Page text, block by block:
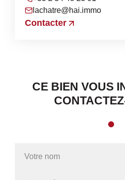
lachatre@hai.immo
Contacter
CE BIEN VOUS